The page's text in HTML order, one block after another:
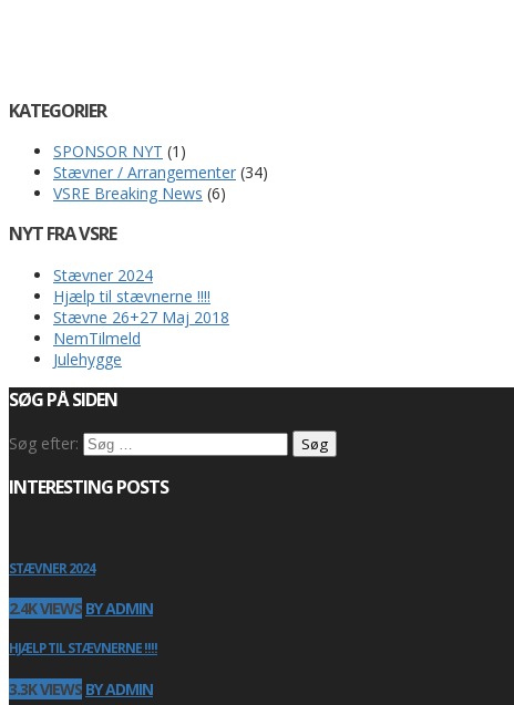
KATEGORIER
SPONSOR NYT (1)
Stævner / Arrangementer (34)
VSRE Breaking News (6)
NYT FRA VSRE
Stævner 2024
Hjælp til stævnerne !!!!
Stævne 26+27 Maj 2018
NemTilmeld
Julehygge
SØG PÅ SIDEN
Søg efter:
INTERESTING POSTS
STÆVNER 2024
2.4K VIEWS BY ADMIN
HJÆLP TIL STÆVNERNE !!!!
3.3K VIEWS BY ADMIN